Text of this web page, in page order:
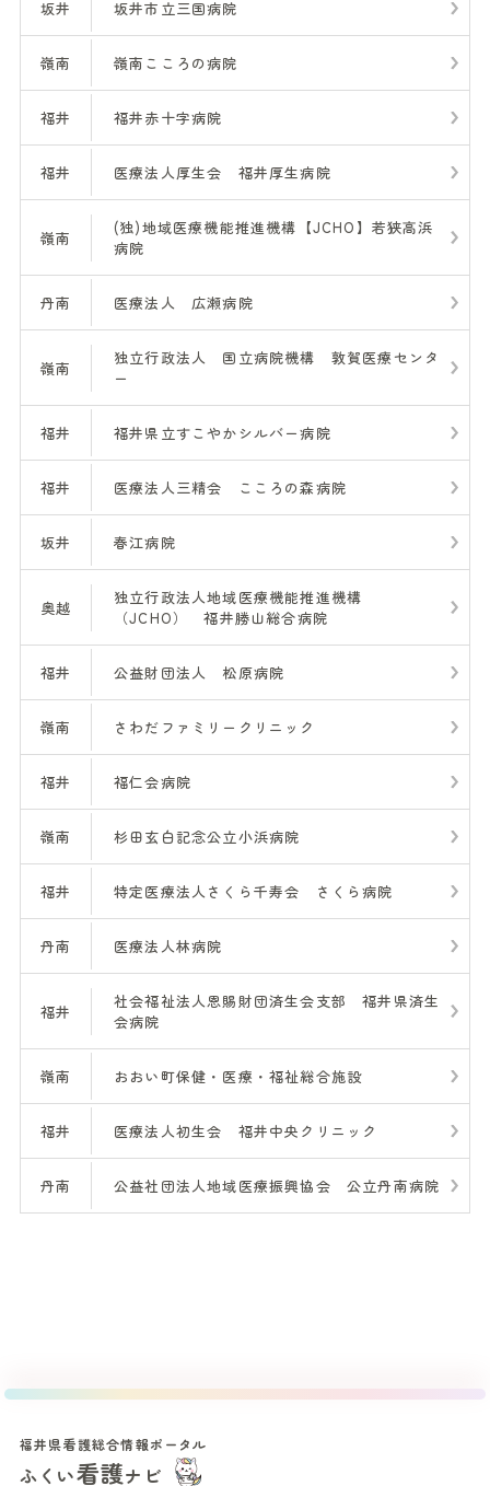
坂井 坂井市立三国病院
嶺南 嶺南こころの病院
福井 福井赤十字病院
福井 医療法人厚生会 福井厚生病院
嶺南
(独)地域医療機能推進機構【JCHO】若狭高浜
病院
丹南 医療法人 広瀬病院
嶺南
独立行政法人 国立病院機構 敦賀医療センタ
ー
福井 福井県立すこやかシルバー病院
福井 医療法人三精会 こころの森病院
坂井 春江病院
奥越
独立行政法人地域医療機能推進機構
（JCHO） 福井勝山総合病院
福井 公益財団法人 松原病院
嶺南 さわだファミリークリニック
福井 福仁会病院
嶺南 杉田玄白記念公立小浜病院
福井 特定医療法人さくら千寿会 さくら病院
丹南 医療法人林病院
福井
社会福祉法人恩賜財団済生会支部 福井県済生
会病院
嶺南 おおい町保健・医療・福祉総合施設
福井 医療法人初生会 福井中央クリニック
丹南 公益社団法人地域医療振興協会 公立丹南病院
福井県看護総合情報ポータル
ふくい看護ナビ